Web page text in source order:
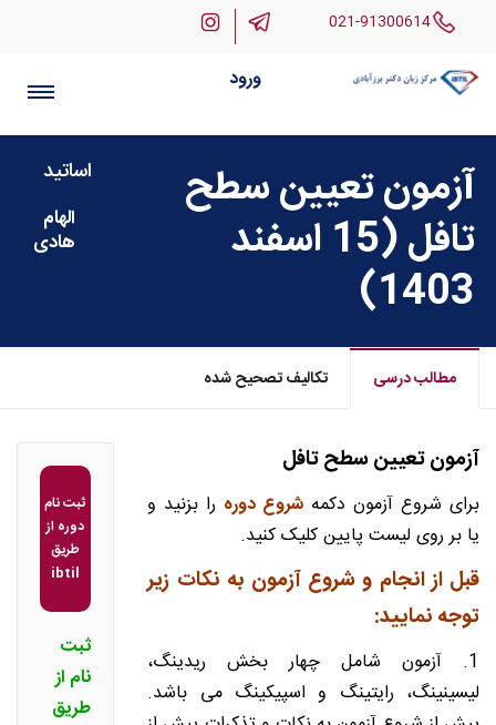
021-91300614
ورود
آزمون تعیین سطح
تافل (15 اسفند
1403)
اساتید
الهام
هادی
مطالب درسی تکالیف تصحیح شده
آزمون تعیین سطح تافل
برای شروع آزمون دکمه شروع دوره را بزنید و
یا بر روی لیست پایین کلیک کنید.
قبل از انجام و شروع آزمون به نکات زیر
توجه نمایید:
1. آزمون شامل چهار بخش ریدینگ،
لیسینینگ، رایتینگ و اسپیکینگ می باشد.
ثبت نام
دوره از
طریق
ibtil
ثبت
نام از
طریق